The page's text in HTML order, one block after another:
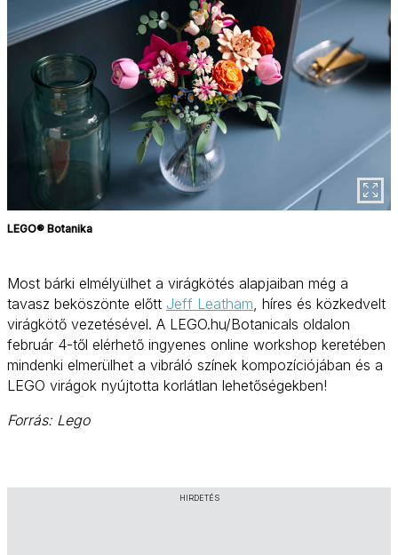
LEGO® Botanika
Most bárki elmélyülhet a virágkötés alapjaiban még a
tavasz beköszönte előtt Jeff Leatham, híres és közkedvelt
virágkötő vezetésével. A LEGO.hu/Botanicals oldalon
február 4-től elérhető ingyenes online workshop keretében
mindenki elmerülhet a vibráló színek kompozíciójában és a
LEGO virágok nyújtotta korlátlan lehetőségekben!
Forrás: Lego
HIRDETÉS